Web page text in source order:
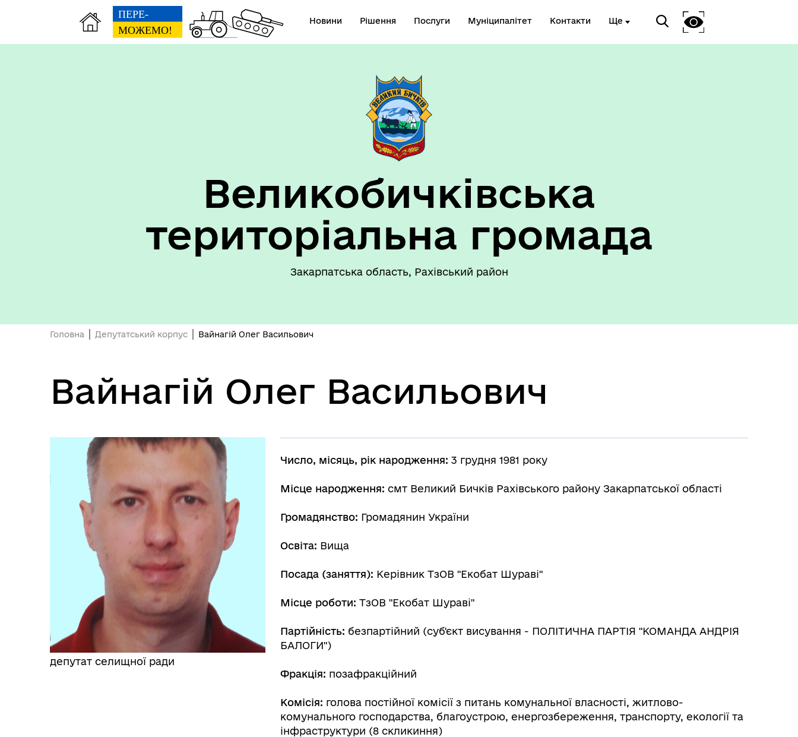
Новини Рішення Послуги Муніципалітет Контакти Ще
установ Великобичківської ТГ
Великобичківська
територіальна громада
Закарпатська область, Рахівський район
Головна Депутатський корпус Вайнагій Олег Васильович
Вайнагій Олег Васильович
депутат селищної ради
Число, місяць, рік народження: 3 грудня 1981 року
Місце народження: смт Великий Бичків Рахівського району Закарпатської області
Громадянство: Громадянин України
Освіта: Вища
Посада (заняття): Керівник ТзОВ "Екобат Шураві"
Місце роботи: ТзОВ "Екобат Шураві"
Партійність: безпартійний (суб'єкт висування - ПОЛІТИЧНА ПАРТІЯ "КОМАНДА АНДРІЯ
БАЛОГИ")
Фракція: позафракційний
Комісія: голова постійної комісії з питань комунальної власності, житлово-
комунального господарства, благоустрою, енергозбереження, транспорту, екології та
інфраструктури (8 скликиння)